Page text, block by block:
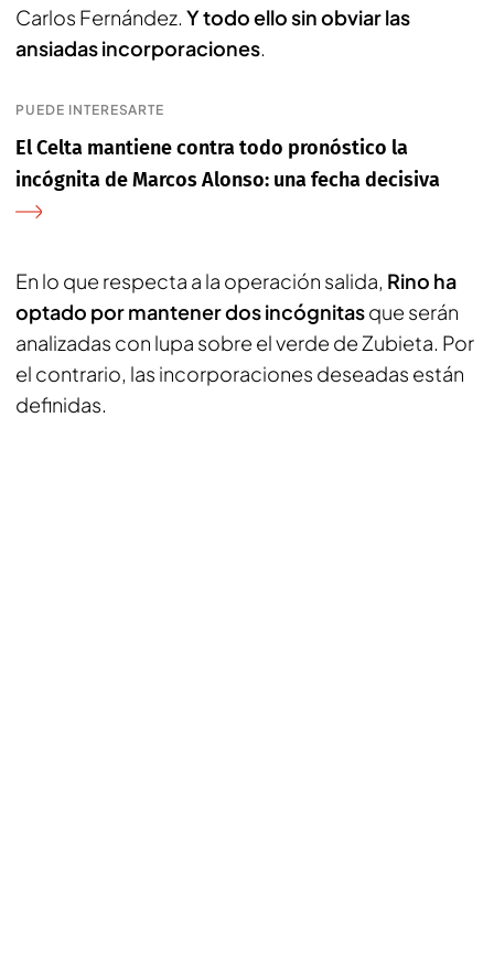
Carlos Fernández. Y todo ello sin obviar las
ansiadas incorporaciones.
PUEDE INTERESARTE
El Celta mantiene contra todo pronóstico la
incógnita de Marcos Alonso: una fecha decisiva
En lo que respecta a la operación salida, Rino ha
optado por mantener dos incógnitasque serán
analizadas con lupa sobre el verde de Zubieta. Por
el contrario, las incorporaciones deseadas están
definidas.